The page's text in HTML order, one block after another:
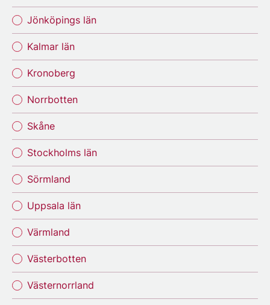
Jönköpings län
Kalmar län
Kronoberg
Norrbotten
Skåne
Stockholms län
Sörmland
Uppsala län
Värmland
Västerbotten
Västernorrland